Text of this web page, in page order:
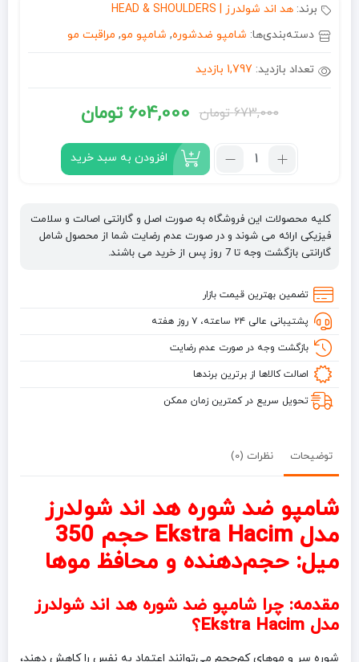
برند: هد اند شولدرز | HEAD & SHOULDERS
دسته‌بندی‌ها: شامپو ضدشوره, شامپو مو, مراقبت مو
تعداد بازدید: 1,797 بازدید
673,000 تومان
قیمت
اصلی:
673,000 تومان
604,000 تومان
قیمت
فعلی:
604,000 تومان.
تعداد:
شوره
هد
اند
Head
Shoulders
مدل
Hacim
حجم
افزودن به سبد خرید
کلیه محصولات این فروشگاه به صورت اصل و گارانتی اصالت و سلامت
فیزیکی ارائه می شوند و در صورت عدم رضایت شما از محصول شامل
گارانتی بازگشت وجه تا 7 روز پس از خرید می باشند.
تضمین بهترین قیمت بازار
پشتیبانی عالی ۲۴ ساعته، ۷ روز هفته
بازگشت وجه در صورت عدم رضایت
اصالت کالاها از برترین برندها
تحویل سریع در کمترین زمان ممکن
توضیحات نظرات (0)
شامپو ضد شوره هد اند شولدرز
مدل Ekstra Hacim حجم 350
میل: حجم‌دهنده و محافظ موها
مقدمه: چرا شامپو ضد شوره هد اند شولدرز
مدل Ekstra Hacim؟
شوره سر و موهای کم‌حجم می‌توانند اعتماد به نفس را کاهش دهند،